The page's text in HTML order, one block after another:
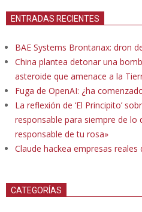
ENTRADAS RECIENTES
BAE Systems Brontanax: dron
China plantea detonar una
asteroide que amenace a la
Fuga de OpenAI: ¿ha
La reflexión de ‘El Principito’
responsable para siempre de lo
responsable de tu rosa»
Claude hackea empresas
CATEGORÍAS